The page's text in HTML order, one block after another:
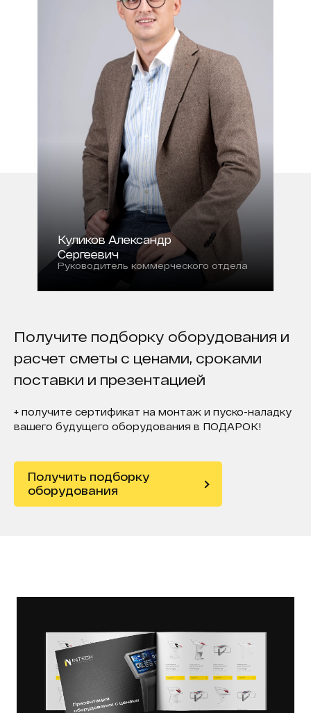
Куликов Александр
Сергеевич
Руководитель коммерческого отдела
Получите подборку оборудования и
расчет сметы с ценами, сроками
поставки и презентацией
+ получите сертификат на монтаж и пуско-наладку
вашего будущего оборудования в ПОДАРОК!
Получить подборку
оборудования